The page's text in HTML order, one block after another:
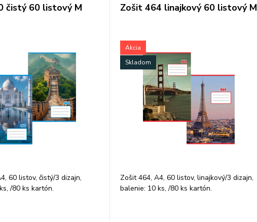
čistý 60 listový M
60 listov, čistý/3 dizajn,
/80 ks kartón.
Zošit 464 linajkový 60 listový M
Akcia
Skladom
Zošit 464, A4, 60 listov, linajkový/3 dizajn,
balenie: 10 ks, /80 ks kartón.